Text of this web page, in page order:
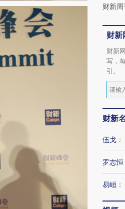
财新周
财新
财新
写，
引。
财新
伍戈 ：
罗志恒
易峘 ：